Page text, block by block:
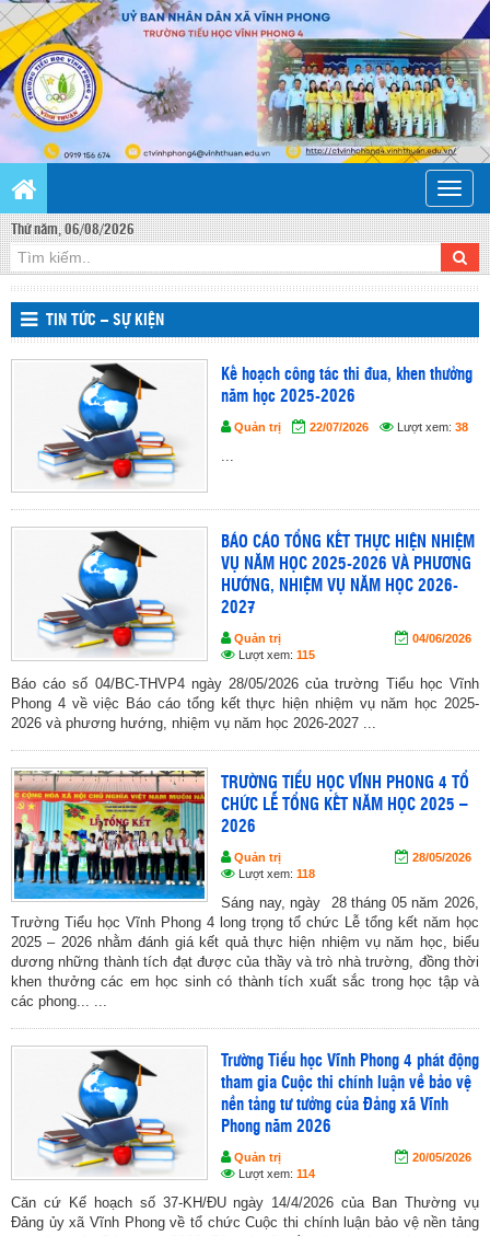
Toggle
Thứ năm, 06/08/2026
TIN TỨC – SỰ KIỆN
Kế hoạch công tác thi đua, khen thưởng
năm học 2025-2026
Quản trị 22/07/2026 Lượt xem: 38
...
BÁO CÁO TỔNG KẾT THỰC HIỆN NHIỆM
VỤ NĂM HỌC 2025-2026 VÀ PHƯƠNG
HƯỚNG, NHIỆM VỤ NĂM HỌC 2026-
2027
Quản trị
04/06/2026
Lượt xem: 115
Báo cáo số 04/BC-THVP4 ngày 28/05/2026 của trường Tiểu học Vĩnh
Phong 4 về việc Báo cáo tổng kết thực hiện nhiệm vụ năm học 2025-
2026 và phương hướng, nhiệm vụ năm học 2026-2027 ...
TRƯỜNG TIỂU HỌC VĨNH PHONG 4 TỔ
CHỨC LỄ TỔNG KẾT NĂM HỌC 2025 –
2026
Quản trị
28/05/2026
Lượt xem: 118
Sáng nay, ngày 28 tháng 05 năm 2026,
Trường Tiểu học Vĩnh Phong 4 long trọng tổ chức Lễ tổng kết năm học
2025 – 2026 nhằm đánh giá kết quả thực hiện nhiệm vụ năm học, biểu
dương những thành tích đạt được của thầy và trò nhà trường, đồng thời
khen thưởng các em học sinh có thành tích xuất sắc trong học tập và
các phong... ...
Trường Tiểu học Vĩnh Phong 4 phát động
tham gia Cuộc thi chính luận về bảo vệ
nền tảng tư tưởng của Đảng xã Vĩnh
Phong năm 2026
Quản trị
20/05/2026
Lượt xem: 114
Căn cứ Kế hoạch số 37-KH/ĐU ngày 14/4/2026 của Ban Thường vụ
Đảng ủy xã Vĩnh Phong về tổ chức Cuộc thi chính luận bảo vệ nền tảng